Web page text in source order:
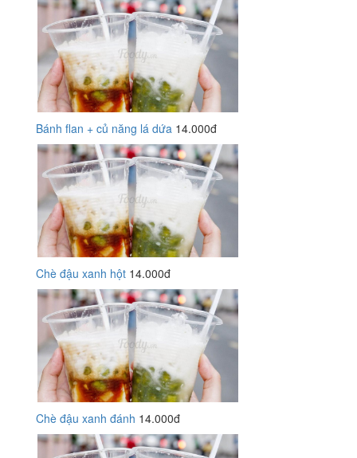
Bánh flan + củ năng lá dứa 14.000đ
Chè đậu xanh hột 14.000đ
Chè đậu xanh đánh 14.000đ